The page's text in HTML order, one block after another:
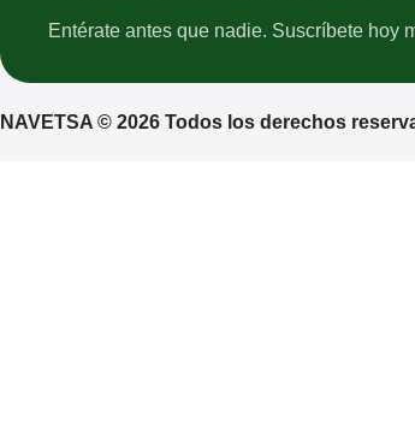
Entérate antes que nadie. Suscríbete hoy
NAVETSA © 2026 Todos los derechos